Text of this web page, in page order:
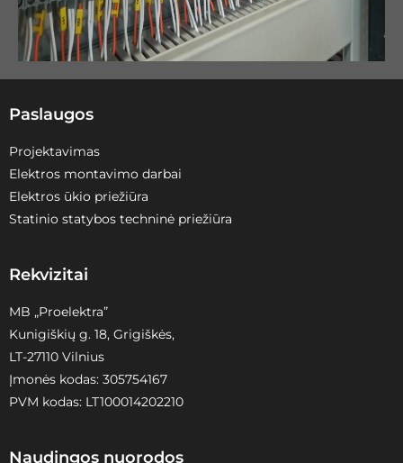
Paslaugos
Projektavimas
Elektros montavimo darbai
Elektros ūkio priežiūra
Statinio statybos techninė priežiūra
Rekvizitai
MB „Proelektra”
Kunigiškių g. 18, Grigiškės,
LT-27110 Vilnius
Įmonės kodas: 305754167
PVM kodas: LT100014202210
Naudingos nuorodos